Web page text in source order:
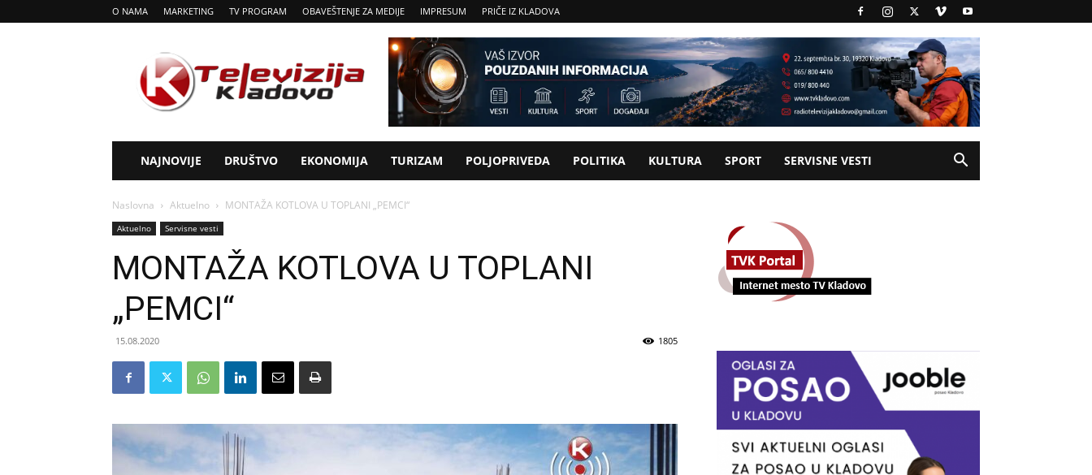
O NAMA MARKETING TV PROGRAM OBAVEŠTENJE ZA MEDIJE IMPRESUM PRIČE IZ KLADOVA
Tv
Kladovo
NAJNOVIJE DRUŠTVO EKONOMIJA TURIZAM POLJOPRIVEDA POLITIKA KULTURA SPORT SERVISNE VESTI
Naslovna Aktuelno MONTAŽA KOTLOVA U TOPLANI „PEMCI“
Aktuelno Servisne vesti
MONTAŽA KOTLOVA U TOPLANI
„PEMCI“
15.08.2020 1805